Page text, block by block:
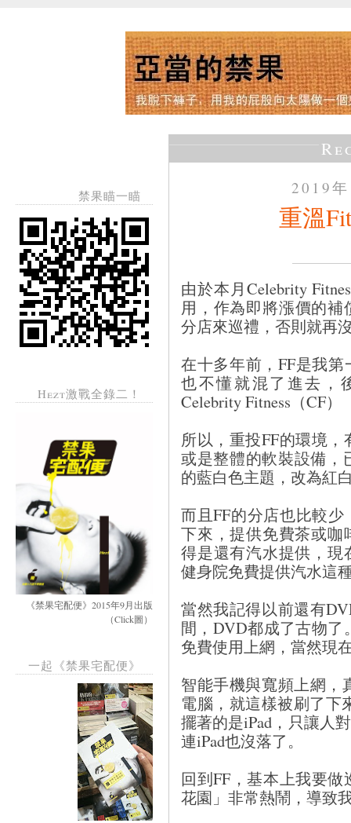
禁果瞄一瞄
Hezt激戰全錄二！
《禁果宅配便》2015年9月出版
（Click圖）
一起《禁果宅配便》
2019
重溫
由於本月Celebrity
用，作為即將漲價的補
分店來巡禮，否則就再
在十多年前，FF是我
也不懂就混了進去，
Celebrity Fitness（CF
所以，重投FF的環境
或是整體的軟裝設備，
的藍白色主題，改為紅
而且FF的分店也比較
下來，提供免費茶或咖
得是還有汽水提供，現
健身院免費提供汽水這
當然我記得以前還有
間，DVD都成了古物了
免費使用上網，當然現
智能手機與寬頻上網，
電腦，就這樣被刷了下
擺著的是iPad，只讓人
連iPad也沒落了。
回到FF，基本上我要
花園」非常熱鬧，導致